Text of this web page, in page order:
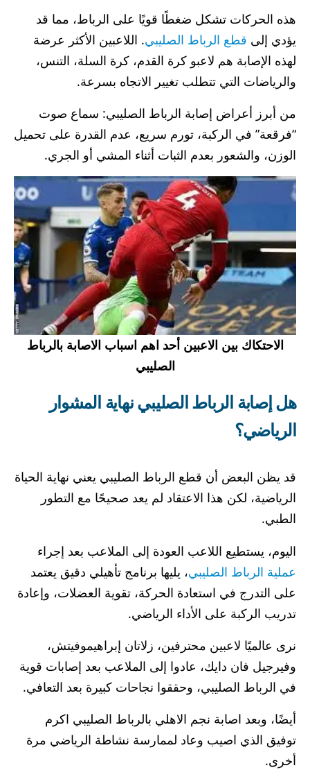
هذه الحركات تشكل ضغطًا قويًا على الرباط، مما قد
يؤدي إلى قطع الرباط الصليبي. اللاعبين الأكثر عرضة
لهذه الإصابة هم لاعبو كرة القدم، كرة السلة، التنس،
والرياضات التي تتطلب تغيير الاتجاه بسرعة.
من أبرز أعراض إصابة الرباط الصليبي: سماع صوت
“فرقعة” في الركبة، تورم سريع، عدم القدرة على تحميل
الوزن، والشعور بعدم الثبات أثناء المشي أو الجري.
الاحتكاك بين الاعبين أحد اهم اسباب الاصابة بالرباط
الصليبي
هل إصابة الرباط الصليبي نهاية المشوار
الرياضي؟
قد يظن البعض أن قطع الرباط الصليبي يعني نهاية الحياة
الرياضية، لكن هذا الاعتقاد لم يعد صحيحًا مع التطور
الطبي.
اليوم، يستطيع اللاعب العودة إلى الملاعب بعد إجراء
عملية الرباط الصليبي، يليها برنامج تأهيلي دقيق يعتمد
على التدرج في استعادة الحركة، تقوية العضلات، وإعادة
تدريب الركبة على الأداء الرياضي.
نرى عالميًا لاعبين محترفين، زلاتان إبراهيموفيتش،
وفيرجيل فان دايك، عادوا إلى الملاعب بعد إصابات قوية
في الرباط الصليبي، وحققوا نجاحات كبيرة بعد التعافي.
أيضًا، وبعد اصابة نجم الاهلي بالرباط الصليبي اكرم
توفيق الذي اصيب وعاد لممارسة نشاطة الرياضي مرة
أخرى.